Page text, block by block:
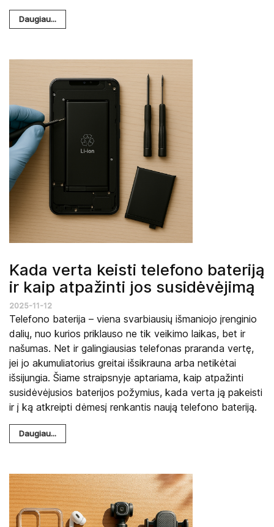
Daugiau...
Kada verta keisti telefono bateriją
ir kaip atpažinti jos susidėvėjimą
2025-11-12
Telefono baterija – viena svarbiausių išmaniojo įrenginio
dalių, nuo kurios priklauso ne tik veikimo laikas, bet ir
našumas. Net ir galingiausias telefonas praranda vertę,
jei jo akumuliatorius greitai išsikrauna arba netikėtai
išsijungia. Šiame straipsnyje aptariama, kaip atpažinti
susidėvėjusios baterijos požymius, kada verta ją pakeisti
ir į ką atkreipti dėmesį renkantis naują telefono bateriją.
Daugiau...